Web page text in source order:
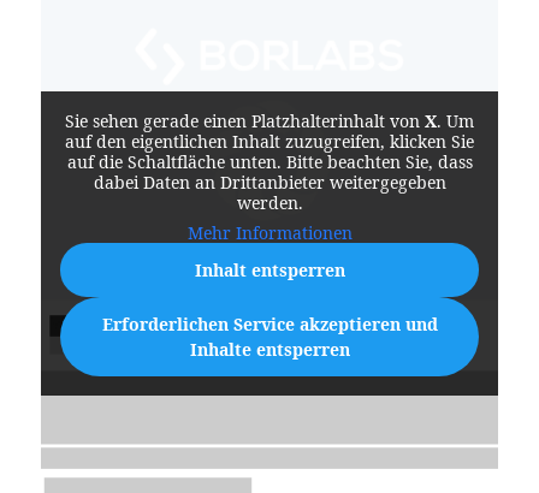
Sie sehen gerade einen Platzhalterinhalt von X. Um
auf den eigentlichen Inhalt zuzugreifen, klicken Sie
auf die Schaltfläche unten. Bitte beachten Sie, dass
dabei Daten an Drittanbieter weitergegeben
werden.
Mehr Informationen
Inhalt entsperren
Erforderlichen Service akzeptieren und
Inhalte entsperren